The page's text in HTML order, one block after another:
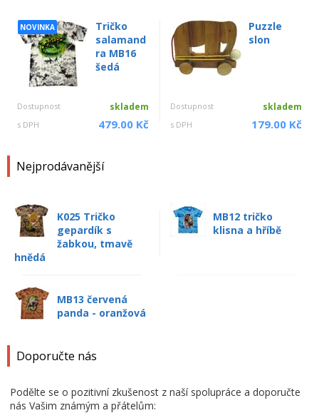
NOVINKA
Tričko
salamand
ra MB16
šedá
Dostupnost skladem
s DPH 479.00 Kč
Puzzle
slon
Dostupnost skladem
s DPH 179.00 Kč
Nejprodávanější
K025 Tričko
gepardík s
žabkou, tmavě
hnědá
MB12 tričko
klisna a hříbě
MB13 červená
panda - oranžová
Doporučte nás
Podělte se o pozitivní zkušenost z naší spolupráce a doporučte
nás Vašim známým a přátelům: